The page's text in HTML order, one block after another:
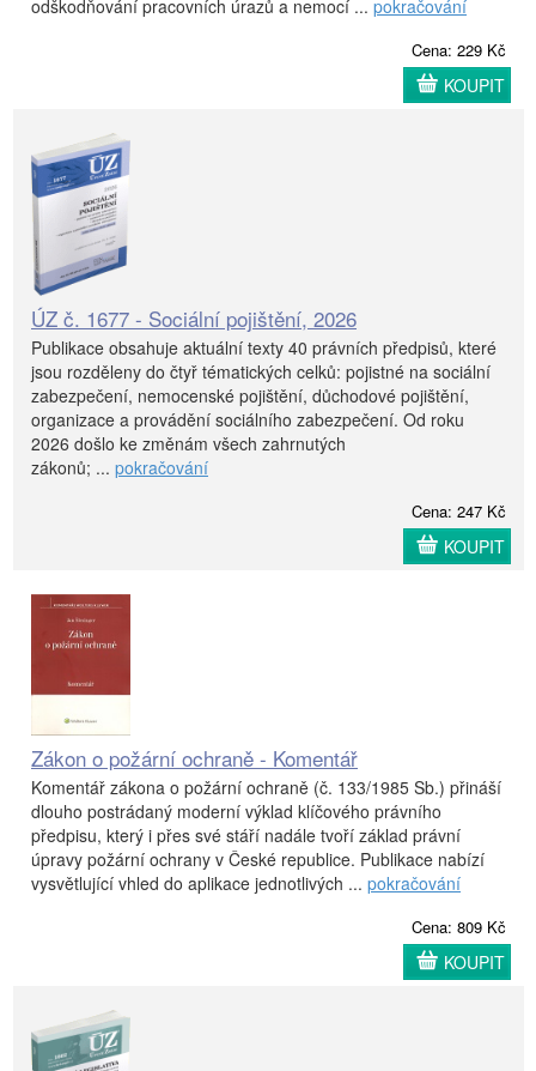
odškodňování pracovních úrazů a nemocí ... pokračování
Cena: 229 Kč
KOUPIT
ÚZ č. 1677 - Sociální pojištění, 2026
Publikace obsahuje aktuální texty 40 právních předpisů, které
jsou rozděleny do čtyř tématických celků: pojistné na sociální
zabezpečení, nemocenské pojištění, důchodové pojištění,
organizace a provádění sociálního zabezpečení. Od roku
2026 došlo ke změnám všech zahrnutých
zákonů; ... pokračování
Cena: 247 Kč
KOUPIT
Zákon o požární ochraně - Komentář
Komentář zákona o požární ochraně (č. 133/1985 Sb.) přináší
dlouho postrádaný moderní výklad klíčového právního
předpisu, který i přes své stáří nadále tvoří základ právní
úpravy požární ochrany v České republice. Publikace nabízí
vysvětlující vhled do aplikace jednotlivých ... pokračování
Cena: 809 Kč
KOUPIT